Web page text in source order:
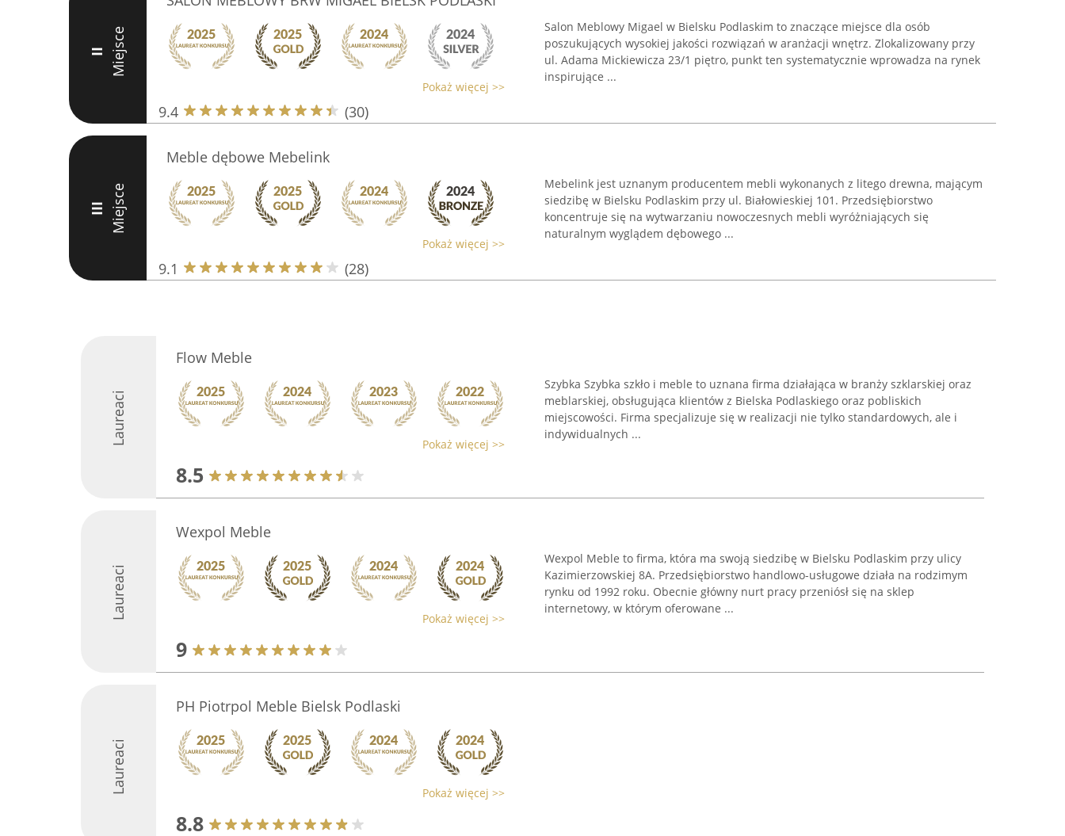
II Miejsce
Pokaż więcej >>
9.4 (30)
Salon Meblowy Migael w Bielsku Podlaskim to znaczące miejsce dla osób
poszukujących wysokiej jakości rozwiązań w aranżacji wnętrz. Zlokalizowany przy
ul. Adama Mickiewicza 23/1 piętro, punkt ten systematycznie wprowadza na rynek
inspirujące ...
III Miejsce
Meble dębowe Mebelink
Pokaż więcej >>
9.1 (28)
Mebelink jest uznanym producentem mebli wykonanych z litego drewna, mającym
siedzibę w Bielsku Podlaskim przy ul. Białowieskiej 101. Przedsiębiorstwo
koncentruje się na wytwarzaniu nowoczesnych mebli wyróżniających się
naturalnym wyglądem dębowego ...
Laureaci
Flow Meble
Pokaż więcej >>
8.5
Szybka Szybka szkło i meble to uznana firma działająca w branży szklarskiej oraz
meblarskiej, obsługująca klientów z Bielska Podlaskiego oraz pobliskich
miejscowości. Firma specjalizuje się w realizacji nie tylko standardowych, ale i
indywidualnych ...
Laureaci
Wexpol Meble
Pokaż więcej >>
9
Wexpol Meble to firma, która ma swoją siedzibę w Bielsku Podlaskim przy ulicy
Kazimierzowskiej 8A. Przedsiębiorstwo handlowo-usługowe działa na rodzimym
rynku od 1992 roku. Obecnie główny nurt pracy przeniósł się na sklep
internetowy, w którym oferowane ...
Laureaci
PH Piotrpol Meble Bielsk Podlaski
Pokaż więcej >>
8.8